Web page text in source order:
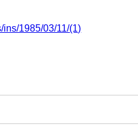
ins/1985/03/11/(1)